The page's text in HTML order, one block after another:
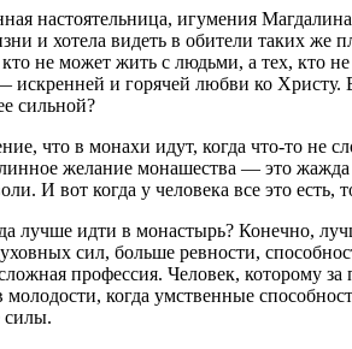
настоятельница, игумения
и хотела видеть в обители таких же
не может жить с людьми, а тех, кто
и горячей любви ко Христу.
сильной?
что в монахи идут, когда что-то не
желание монашества — это
И вот когда у человека все это
лучше идти в монастырь? Конечно,
сил, больше ревности,
сложная профессия. Человек,
молодости, когда умственные